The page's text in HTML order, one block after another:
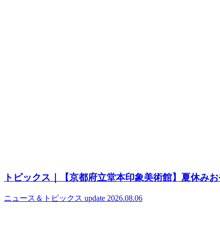
トピックス｜【京都府立堂本印象美術館】夏休み
ニュース＆トピックス update 2026.08.06